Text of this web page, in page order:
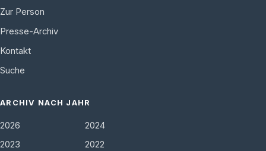
Zur Person
Presse-Archiv
Kontakt
Suche
ARCHIV NACH JAHR
2026
2024
2023
2022